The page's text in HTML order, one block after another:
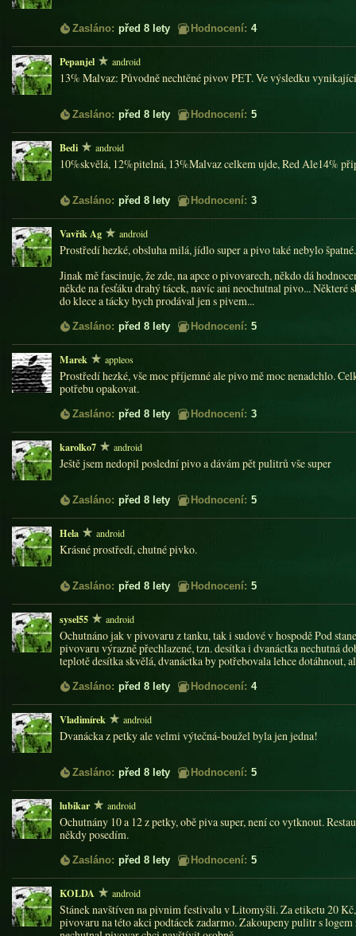
Zasláno: před 8 lety Hodnocení: 4
Pepanjel android
13% Malvaz: Původně nechtěné pivov PET. Ve výsledku
Zasláno: před 8 lety Hodnocení: 5
Bedi android
10%skvělá, 12%pitelná, 13%Malvaz celkem ujde, Red Ale14%
Zasláno: před 8 lety Hodnocení: 3
Vavřík Ag android
Prostředí hezké, obsluha milá, jídlo super a pivo také nebylo
Jinak mě fascinuje, že zde, na apce o pivovarech, někdo dá
nêkde na fesťáku drahý tácek, navíc ani neochutnal pivo...
do klece a tácky bych prodával jen s pivem...
Zasláno: před 8 lety Hodnocení: 5
Marek appleos
Prostředí hezké, vše moc příjemné ale pivo mě moc nenadchlo.
potřebu opakovat.
Zasláno: před 8 lety Hodnocení: 3
karolko7 android
Ještě jsem nedopil poslední pivo a dávám pět pulitrů vše super
Zasláno: před 8 lety Hodnocení: 5
Hela android
Krásné prostředí, chutné pivko.
Zasláno: před 8 lety Hodnocení: 5
sysel55 android
Ochutnáno jak v pivovaru z tanku, tak i sudové v hospodě Pod
pivovaru výrazně přechlazené, tzn. desítka i dvanáctka nechutná
teplotě desítka skvělá, dvanáctka by potřebovala lehce dotáhnout,
Zasláno: před 8 lety Hodnocení: 4
Vladimírek android
Dvanácka z petky ale velmi výtečná-boužel byla jen jedna!
Zasláno: před 8 lety Hodnocení: 5
lubikar android
Ochutnány 10 a 12 z petky, obě piva super, není co vytknout.
někdy posedím.
Zasláno: před 8 lety Hodnocení: 5
KOLDA android
Stánek navštíven na pivnim festivalu v Litomyšli. Za etiketu 20
pivovaru na této akci podtácek zadarmo. Zakoupeny pulitr s